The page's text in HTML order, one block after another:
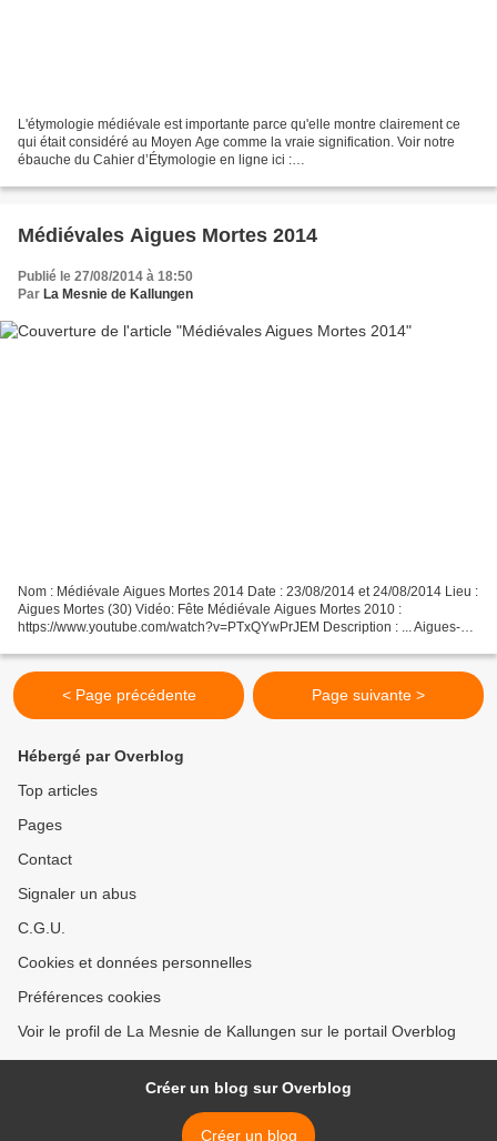
L'étymologie médiévale est importante parce qu'elle montre clairement ce
qui était considéré au Moyen Age comme la vraie signification. Voir notre
ébauche du Cahier d’Étymologie en ligne ici :
Médiévales Aigues Mortes 2014
Publié le 27/08/2014 à 18:50
Par La Mesnie de Kallungen
Nom : Médiévale Aigues Mortes 2014 Date : 23/08/2014 et 24/08/2014 Lieu :
Aigues Mortes (30) Vidéo: Fête Médiévale Aigues Mortes 2010 :
https://www.youtube.com/watch?v=PTxQYwPrJEM Description : ... Aigues-
< Page précédente Page suivante >
Hébergé par Overblog
Top articles
Pages
Contact
Signaler un abus
C.G.U.
Cookies et données personnelles
Préférences cookies
Voir le profil de La Mesnie de Kallungen sur le portail Overblog
Créer un blog sur Overblog
Créer un blog